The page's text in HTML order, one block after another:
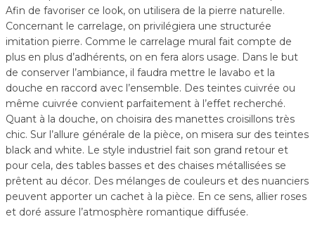
Afin de favoriser ce look, on utilisera de la pierre naturelle.
Concernant le carrelage, on privilégiera une structurée
imitation pierre. Comme le carrelage mural fait compte de
plus en plus d’adhérents, on en fera alors usage. Dans le but
de conserver l’ambiance, il faudra mettre le lavabo et la
douche en raccord avec l’ensemble. Des teintes cuivrée ou
même cuivrée convient parfaitement à l’effet recherché.
Quant à la douche, on choisira des manettes croisillons très
chic. Sur l’allure générale de la pièce, on misera sur des teintes
black and white. Le style industriel fait son grand retour et
pour cela, des tables basses et des chaises métallisées se
prêtent au décor. Des mélanges de couleurs et des nuanciers
peuvent apporter un cachet à la pièce. En ce sens, allier roses
et doré assure l’atmosphère romantique diffusée.